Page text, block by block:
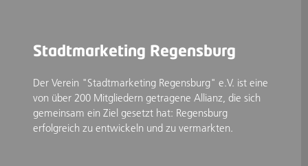
Stadtmarketing Regensburg
Der Verein "Stadtmarketing Regensburg" e.V. ist eine
von über 200 Mitgliedern getragene Allianz, die sich
gemeinsam ein Ziel gesetzt hat: Regensburg
erfolgreich zu entwickeln und zu vermarkten.